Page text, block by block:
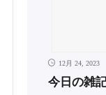
12月 24, 2023
今日の雑